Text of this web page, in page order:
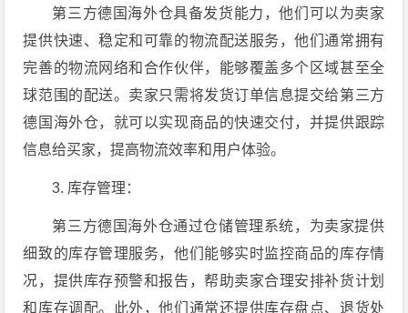
第三方德国海外仓具备发货能力，他们可以为卖家
提供快速、稳定和可靠的物流配送服务，他们通常拥有
完善的物流网络和合作伙伴，能够覆盖多个区域甚至全
球范围的配送。卖家只需将发货订单信息提交给第三方
德国海外仓，就可以实现商品的快速交付，并提供跟踪
信息给买家，提高物流效率和用户体验。
3. 库存管理：
第三方德国海外仓通过仓储管理系统，为卖家提供
细致的库存管理服务，他们能够实时监控商品的库存情
况，提供库存预警和报告，帮助卖家合理安排补货计划
和库存调配。此外，他们通常还提供库存盘点、退货处